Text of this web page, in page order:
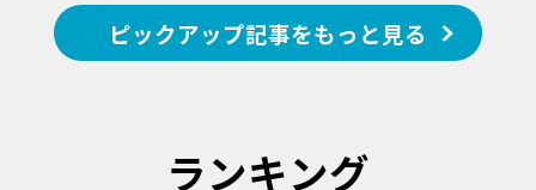
ピックアップ記事をもっと見る
ランキング